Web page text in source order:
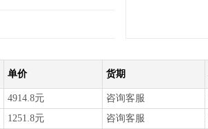
单价 货期
4914.8元 咨询客服
1251.8元 咨询客服